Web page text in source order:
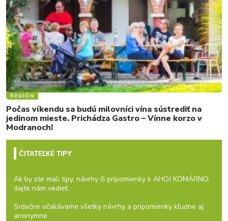
REGIÓN
Počas víkendu sa budú milovníci vína sústrediť na
jedinom mieste. Prichádza Gastro – Vínne korzo v
Modranoch!
ČITATEĽKÉ TIPY
Ak by ste mali tipy, návrhy či pripomienky k AHOJ KOMÁRNO,
dajte nám vedieť.
Srdečne očakávame všetky návrhy a pripomienky kľudne aj
anonymne.